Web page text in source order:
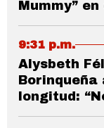
Mummy”
9:31 p.m.
Alysbeth
longitud: